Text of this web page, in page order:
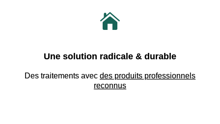

Une solution radicale & durable
Des traitements avec des produits professionnels
reconnus